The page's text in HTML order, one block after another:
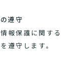
遵守
報保護に関する
遵守します。